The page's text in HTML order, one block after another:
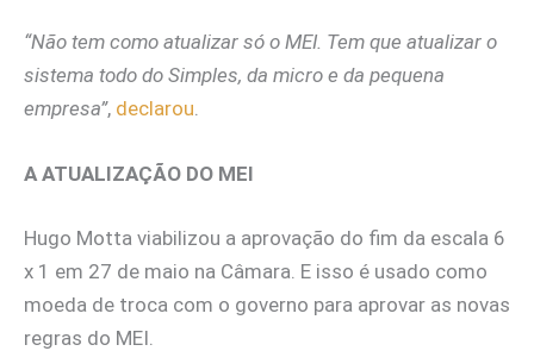
“Não tem como atualizar só o MEI. Tem que atualizar o
sistema todo do Simples, da micro e da pequena
empresa”, declarou.
A ATUALIZAÇÃO DO MEI
Hugo Motta viabilizou a aprovação do fim da escala 6
x 1 em 27 de maio na Câmara. E isso é usado como
moeda de troca com o governo para aprovar as novas
regras do MEI.